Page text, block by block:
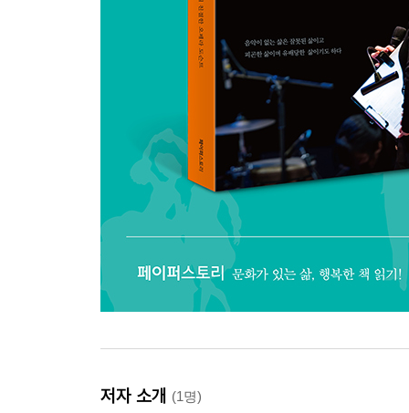
저자 소개 (1명)